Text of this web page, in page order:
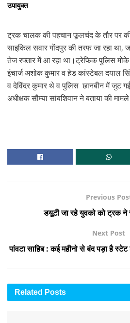
उपायुक्त
ट्रक चालक की पहचान फूलचंद के तौर पर
साइकिल सवार गोंदपुर की तरफ जा रहा था,
तेज रफ्तार में आ रहा था।ट्रेफिक पुलिस
इंचार्ज अशोक कुमार व हेड कांस्टेबल दयाल
व देविंदर कुमार थे व पुलिस छानबीन में जुट
अधीक्षक सौम्या सांबशिवान ने बताया की
Previous
डयूटी जा रहे युवको को ट्रक ने
Next Post
पांवटा साहिब : कई महीनो से बंद पड़ा है
Related Posts